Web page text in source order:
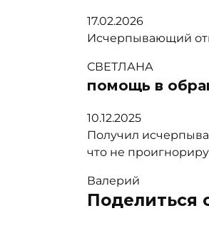
17.02.2026
Исчерпывающий
СВЕТЛАНА
помощь в
10.12.2025
Получил
что не
Валерий
Поделиться